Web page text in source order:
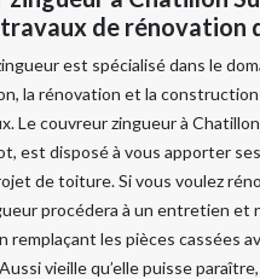
de rénovation
est spécialisé dans le
la rénovation et la
Le couvreur zingueur à
est disposé à vous apporter
de toiture. Si vous voulez
procédera à un entretien et
remplaçant les pièces cassées
vieille qu’elle puisse